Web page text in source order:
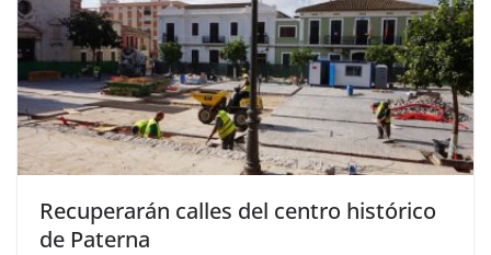
Recuperarán calles del centro histórico
de Paterna